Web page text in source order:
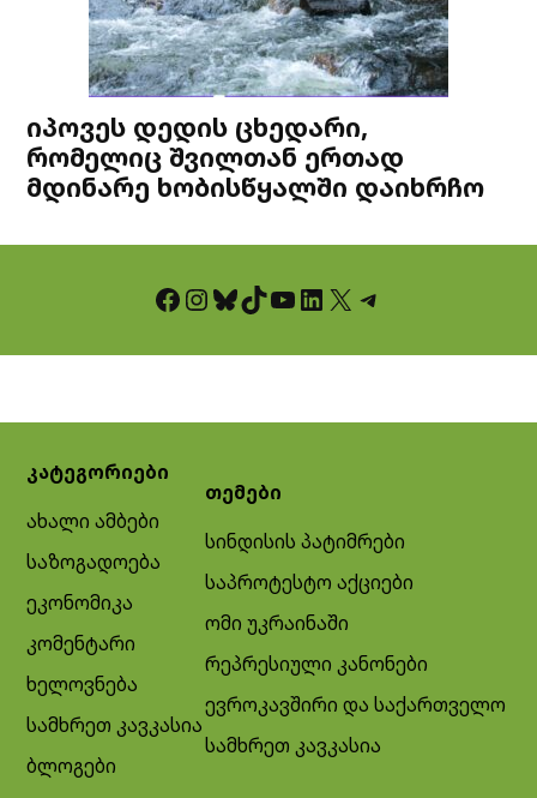
იპოვეს დედის ცხედარი,
რომელიც შვილთან ერთად
მდინარე ხობისწყალში დაიხრჩო
Facebook InstagramBluesky TikTok YouTube LinkedIn X Telegram
კატეგორიები
ახალი ამბები
საზოგადოება
ეკონომიკა
კომენტარი
ხელოვნება
სამხრეთ კავკასია
ბლოგები
თემები
სინდისის პატიმრები
საპროტესტო აქციები
ომი უკრაინაში
რეპრესიული კანონები
ევროკავშირი და საქართველო
სამხრეთ კავკასია